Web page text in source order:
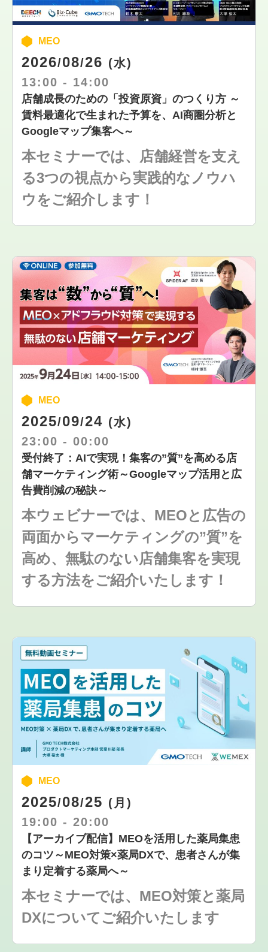
MEO
2026/08/26 (水)
13:00 - 14:00
店舗成長のための「投資原資」のつくり方 ～
賃料最適化で生まれた予算を、AI商圏分析と
Googleマップ集客へ～
本セミナーでは、店舗経営を支え
る3つの視点から実践的なノウハ
ウをご紹介します！
MEO
2025/09/24 (水)
23:00 - 00:00
受付終了：AIで実現！集客の”質”を高める店
舗マーケティング術～Googleマップ活用と広
告費削減の秘訣～
本ウェビナーでは、MEOと広告の
両面からマーケティングの”質”を
高め、無駄のない店舗集客を実現
する方法をご紹介いたします！
MEO
2025/08/25 (月)
19:00 - 20:00
【アーカイブ配信】MEOを活用した薬局集患
のコツ～MEO対策×薬局DXで、患者さんが集
まり定着する薬局へ～
本セミナーでは、MEO対策と薬局
DXについてご紹介いたします